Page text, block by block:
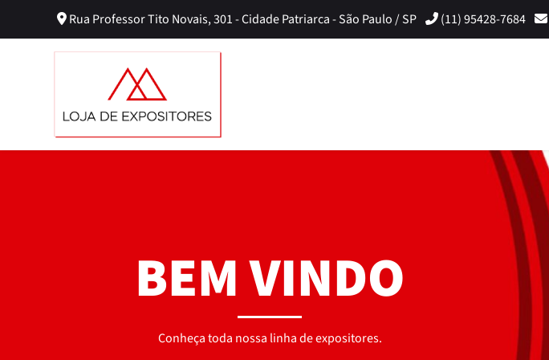
Rua Professor Tito Novais, 301 - Cidade Patriarca - São Paulo / SP (11) 95428-7684
BEM VINDO
Conheça toda nossa linha de expositores.